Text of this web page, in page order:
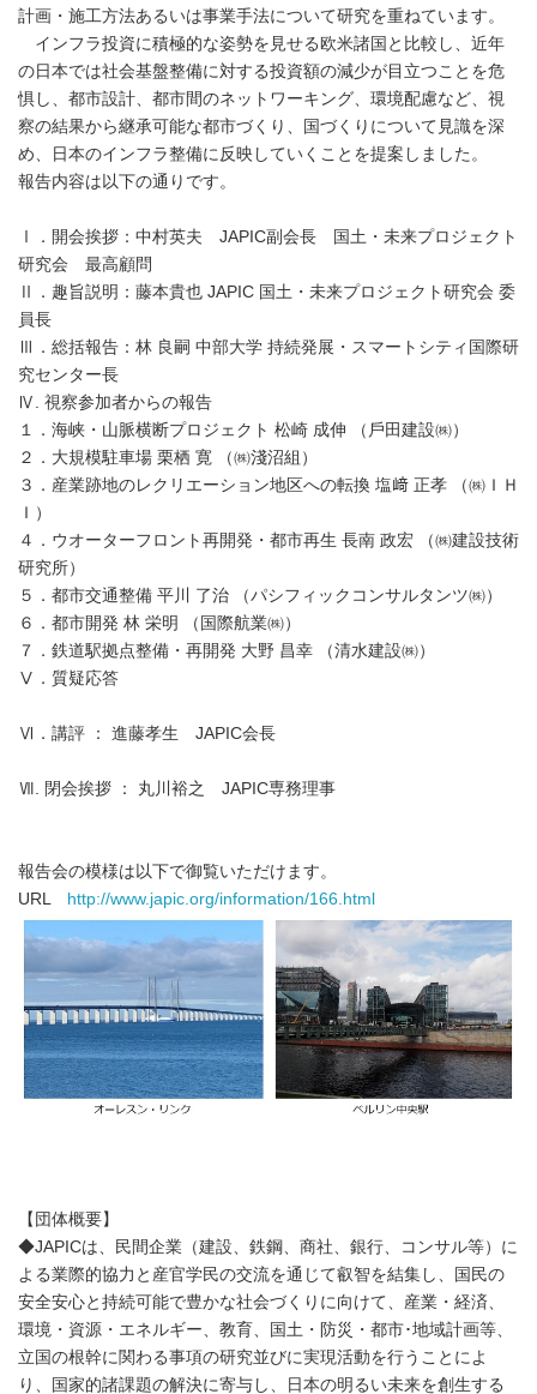
計画・施工方法あるいは事業手法について研究を重ねています。
インフラ投資に積極的な姿勢を見せる欧米諸国と比較し、近年
の日本では社会基盤整備に対する投資額の減少が目立つことを危
惧し、都市設計、都市間のネットワーキング、環境配慮など、視
察の結果から継承可能な都市づくり、国づくりについて見識を深
め、日本のインフラ整備に反映していくことを提案しました。
報告内容は以下の通りです。
Ⅰ．開会挨拶：中村英夫 JAPIC副会長 国土・未来プロジェクト
研究会 最高顧問
Ⅱ．趣旨説明：藤本貴也 JAPIC 国⼟・未来プロジェクト研究会 委
員⻑
Ⅲ．総括報告：林 良嗣 中部⼤学 持続発展・スマートシティ国際研
究センター⻑
Ⅳ. 視察参加者からの報告
１．海峡・⼭脈横断プロジェクト 松崎 成伸 （⼾⽥建設㈱）
２．⼤規模駐⾞場 栗栖 寛 （㈱淺沼組）
３．産業跡地のレクリエーション地区への転換 塩﨑 正孝 （㈱ＩＨ
Ｉ）
４．ウオーターフロント再開発・都市再⽣ ⻑南 政宏 （㈱建設技術
研究所）
５．都市交通整備 平川 了治 （パシフィックコンサルタンツ㈱）
６．都市開発 林 栄明 （国際航業㈱）
７．鉄道駅拠点整備・再開発 ⼤野 昌幸 （清⽔建設㈱）
Ⅴ．質疑応答
Ⅵ．講評 ： 進藤孝生 JAPIC会長
Ⅶ. 閉会挨拶 ： 丸川裕之 JAPIC専務理事
報告会の模様は以下で御覧いただけます。
URL
http://www.japic.org/information/166.html
【団体概要】
◆JAPICは、民間企業（建設、鉄鋼、商社、銀行、コンサル等）に
よる業際的協力と産官学民の交流を通じて叡智を結集し、国民の
安全安心と持続可能で豊かな社会づくりに向けて、産業・経済、
環境・資源・エネルギー、教育、国土・防災・都市･地域計画等、
立国の根幹に関わる事項の研究並びに実現活動を行うことによ
り、国家的諸課題の解決に寄与し、日本の明るい未来を創生する